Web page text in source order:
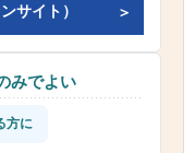
サイト）
みでよい
方に